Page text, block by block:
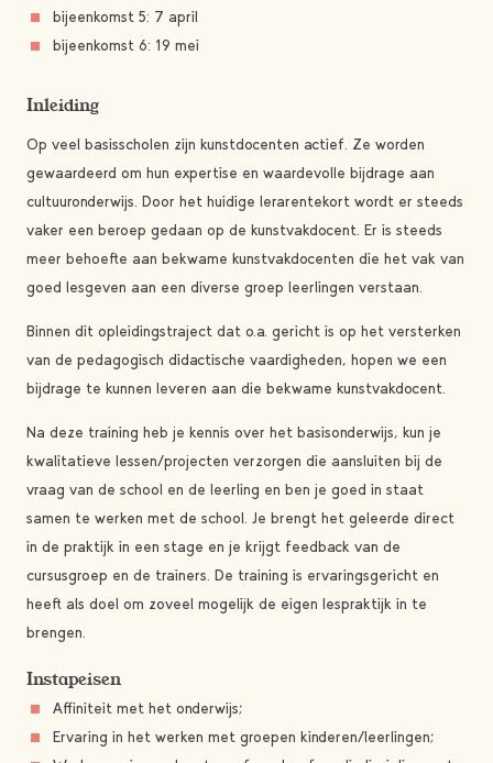
bijeenkomst 5: 7 april
bijeenkomst 6: 19 mei
Inleiding
Op veel basisscholen zijn kunstdocenten actief. Ze worden
gewaardeerd om hun expertise en waardevolle bijdrage aan
cultuuronderwijs. Door het huidige lerarentekort wordt er steeds
vaker een beroep gedaan op de kunstvakdocent. Er is steeds
meer behoefte aan bekwame kunstvakdocenten die het vak van
goed lesgeven aan een diverse groep leerlingen verstaan.
Binnen dit opleidingstraject dat o.a. gericht is op het versterken
van de pedagogisch didactische vaardigheden, hopen we een
bijdrage te kunnen leveren aan die bekwame kunstvakdocent.
Na deze training heb je kennis over het basisonderwijs, kun je
kwalitatieve lessen/projecten verzorgen die aansluiten bij de
vraag van de school en de leerling en ben je goed in staat
samen te werken met de school. Je brengt het geleerde direct
in de praktijk in een stage en je krijgt feedback van de
cursusgroep en de trainers. De training is ervaringsgericht en
heeft als doel om zoveel mogelijk de eigen lespraktijk in te
brengen.
Instapeisen
Affiniteit met het onderwijs;
Ervaring in het werken met groepen kinderen/leerlingen;